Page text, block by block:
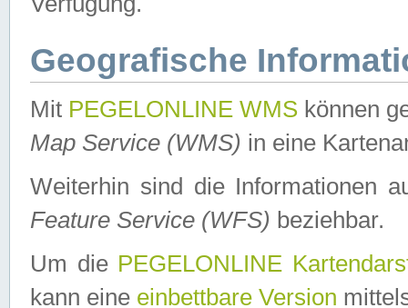
Geografische
Mit PEGELONLINE WMS können
Map Service (WMS) in eine
Weiterhin sind die Informationen
Feature Service (WFS) beziehbar.
Um die PEGELONLINE
kann eine einbettbare Version